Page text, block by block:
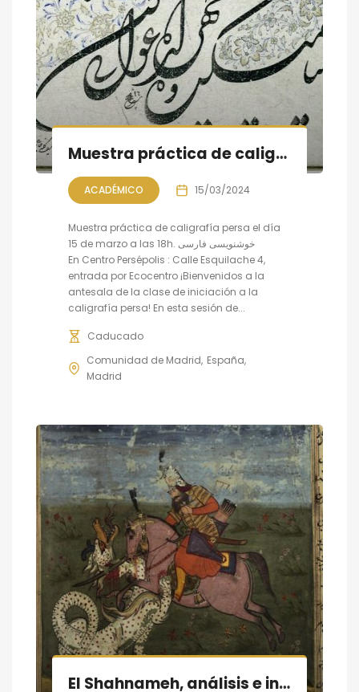
Muestra práctica de caligrafía persa
ACADÉMICO 15/03/2024
Muestra práctica de caligrafía persa el día
15 de marzo a las 18h. خوشنویسی فارسی
En Centro Persépolis : Calle Esquilache 4,
entrada por Ecocentro ¡Bienvenidos a la
antesala de la clase de iniciación a la
caligrafía persa! En esta sesión de...
Caducado
Comunidad de Madrid España
Madrid
El Shahnameh, análisis e interpretación; curso en UAM